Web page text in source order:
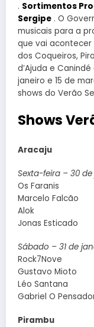
. Sortimentos
Sergipe . O
musicais para a
que vai acontecer
dos Coqueiros,
d’Ajuda e
janeiro e 15 de
shows do Verão
Shows
Aracaju
Sexta-feira – 30
Os Faranis
Marcelo Falcão
Alok
Jonas Esticado
Sábado – 31 de
Rock7Nove
Gustavo Mioto
Léo Santana
Gabriel O
Pirambu